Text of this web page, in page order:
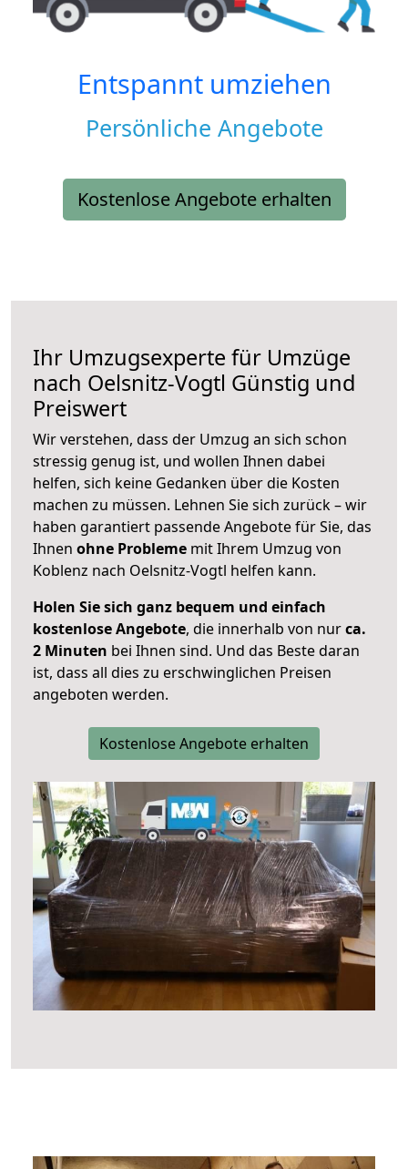
Entspannt umziehen
Persönliche Angebote
Kostenlose Angebote erhalten
Ihr Umzugsexperte für Umzüge
nach Oelsnitz-Vogtl Günstig und
Preiswert
Wir verstehen, dass der Umzug an sich schon
stressig genug ist, und wollen Ihnen dabei
helfen, sich keine Gedanken über die Kosten
machen zu müssen. Lehnen Sie sich zurück – wir
haben garantiert passende Angebote für Sie, das
Ihnen ohne Probleme mit Ihrem Umzug von
Koblenz nach Oelsnitz-Vogtl helfen kann.
Holen Sie sich ganz bequem und einfach
kostenlose Angebote, die innerhalb von nurca.
2 Minuten bei Ihnen sind. Und das Beste daran
ist, dass all dies zu erschwinglichen Preisen
angeboten werden.
Kostenlose Angebote erhalten